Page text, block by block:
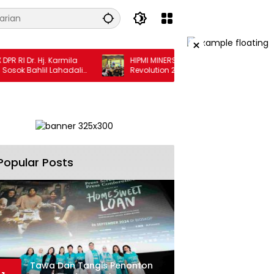
×
RI Dr. Hj. Karmila
Bahlil Lahadalia
Inspirasi bagi
bagi
HIPMI MINERS Gelar Mining Nation
Revolution 2026: Forum Mempertemukan
Pemerintah, Pelaku Industri, Investor,
Posts
Tawa Dan Tangis Penonton